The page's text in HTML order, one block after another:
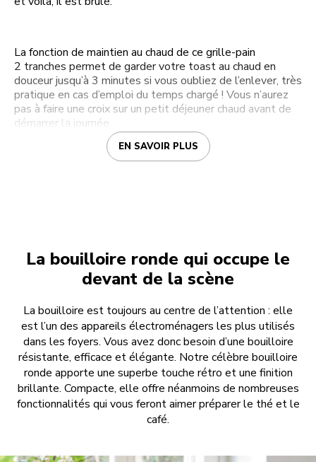
La fonction de maintien au chaud de ce grille-pain
2 tranches permet de garder votre toast au chaud en
douceur jusqu’à 3 minutes si vous oubliez de l’enlever, très
pratique en cas d’emploi du temps chargé ! Vous n’aurez
pas à faire une croix sur un petit déjeuner chaud avant de
démarrer la journée.
EN SAVOIR PLUS
La bouilloire ronde qui occupe le
devant de la scène
La bouilloire est toujours au centre de l’attention : elle
est l’un des appareils électroménagers les plus utilisés
dans les foyers. Vous avez donc besoin d’une bouilloire
résistante, efficace et élégante. Notre célèbre bouilloire
ronde apporte une superbe touche rétro et une finition
brillante. Compacte, elle offre néanmoins de nombreuses
fonctionnalités qui vous feront aimer préparer le thé et le
café.